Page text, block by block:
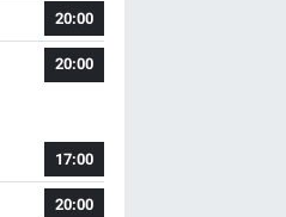
20:00
20:00
17:00
20:00